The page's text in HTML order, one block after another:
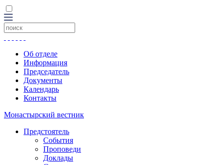
Об отделе
Информация
Председатель
Документы
Календарь
Контакты
Монастырский вестник
Предстоятель
События
Проповеди
Доклады